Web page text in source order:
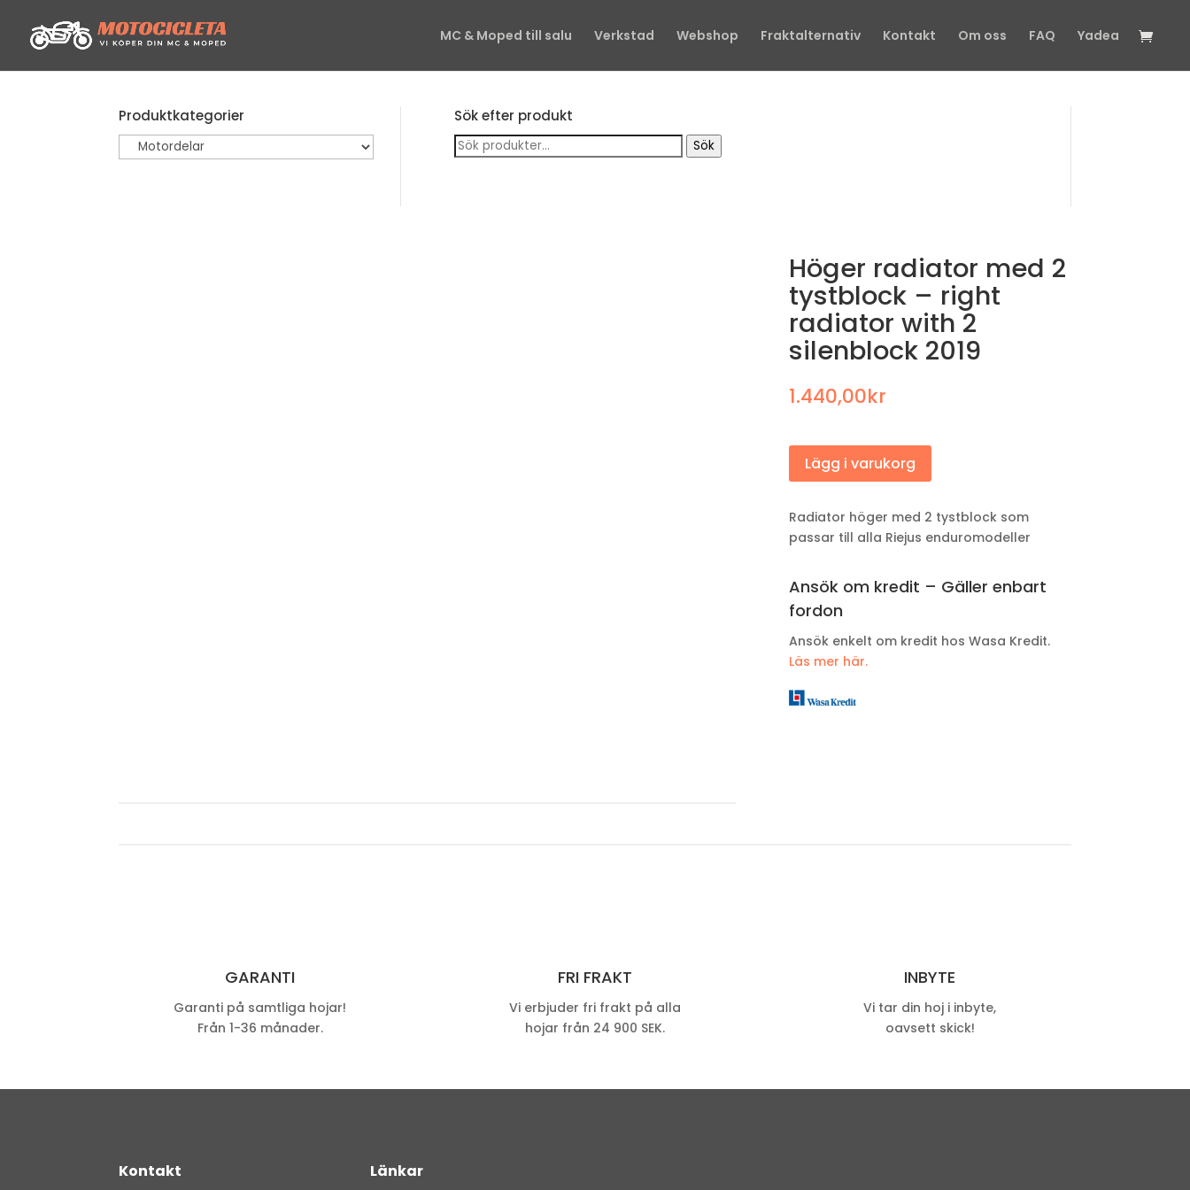
MC & Moped till salu Verkstad Webshop Fraktalternativ Kontakt Om oss FAQ Yadea
Produktkategorier Sök efter produkt
Sök
efter:
Sök
Höger radiator med 2
tystblock – right
radiator with 2
silenblock 2019
1.440,00kr
Lägg i varukorg
Radiator höger med 2 tystblock som
passar till alla Riejus enduromodeller
Ansök om kredit – Gäller enbart
fordon
Ansök enkelt om kredit hos Wasa Kredit.
Läs mer här.
GARANTI
Garanti på samtliga hojar!
Från 1-36 månader.
FRI FRAKT
Vi erbjuder fri frakt på alla
hojar från 24 900 SEK.
INBYTE
Vi tar din hoj i inbyte,
oavsett skick!
Kontakt Länkar